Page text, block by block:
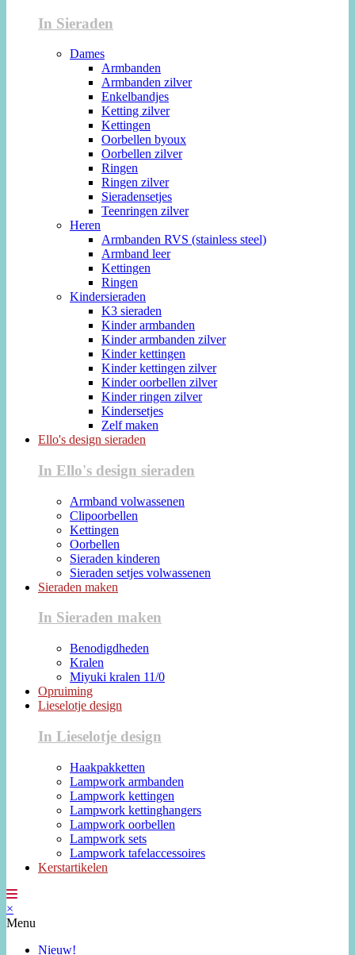
In Sieraden
Dames
Armbanden
Armbanden zilver
Enkelbandjes
Ketting zilver
Kettingen
Oorbellen byoux
Oorbellen zilver
Ringen
Ringen zilver
Sieradensetjes
Teenringen zilver
Heren
Armbanden RVS (stainless steel)
Armband leer
Kettingen
Ringen
Kindersieraden
K3 sieraden
Kinder armbanden
Kinder armbanden zilver
Kinder kettingen
Kinder kettingen zilver
Kinder oorbellen zilver
Kinder ringen zilver
Kindersetjes
Zelf maken
Ello's design sieraden
In Ello's design sieraden
Armband volwassenen
Clipoorbellen
Kettingen
Oorbellen
Sieraden kinderen
Sieraden setjes volwassenen
Sieraden maken
In Sieraden maken
Benodigdheden
Kralen
Miyuki kralen 11/0
Opruiming
Lieselotje design
In Lieselotje design
Haakpakketten
Lampwork armbanden
Lampwork kettingen
Lampwork kettinghangers
Lampwork oorbellen
Lampwork sets
Lampwork tafelaccessoires
Kerstartikelen
×
Menu
Nieuw!